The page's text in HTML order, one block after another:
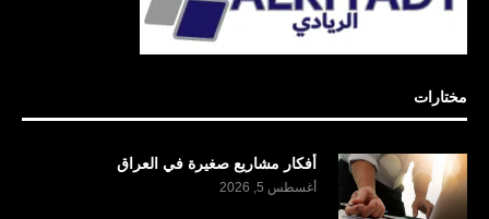
مختارات
أفكار مشاريع صغيرة في العراق
أغسطس 5, 2026